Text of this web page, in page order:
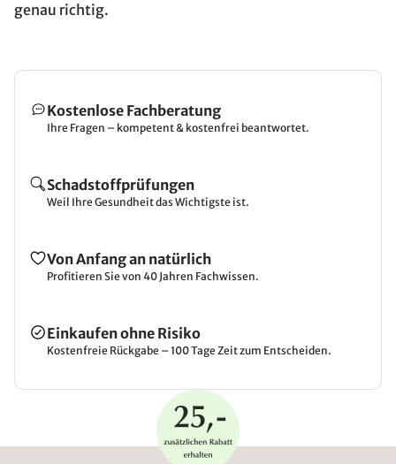
genau richtig.
Kostenlose Fachberatung
Ihre Fragen – kompetent & kostenfrei beantwortet.
Schadstoffprüfungen
Weil Ihre Gesundheit das Wichtigste ist.
Von Anfang an natürlich
Profitieren Sie von 40 Jahren Fachwissen.
Einkaufen ohne Risiko
Kostenfreie Rückgabe – 100 Tage Zeit zum Entscheiden.